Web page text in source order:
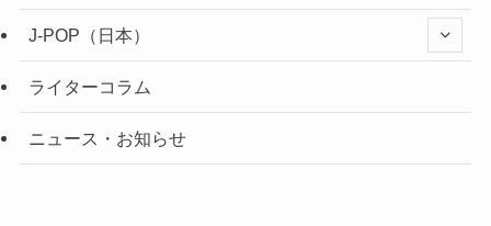
J-POP（日本）
ライターコラム
ニュース・お知らせ